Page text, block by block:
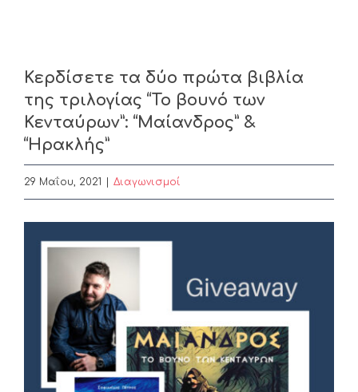
Κερδίσετε τα δύο πρώτα βιβλία
της τριλογίας “Το βουνό των
Κενταύρων”: “Μαίανδρος” &
“Ηρακλής”
29 Μαΐου, 2021 Διαγωνισμοί